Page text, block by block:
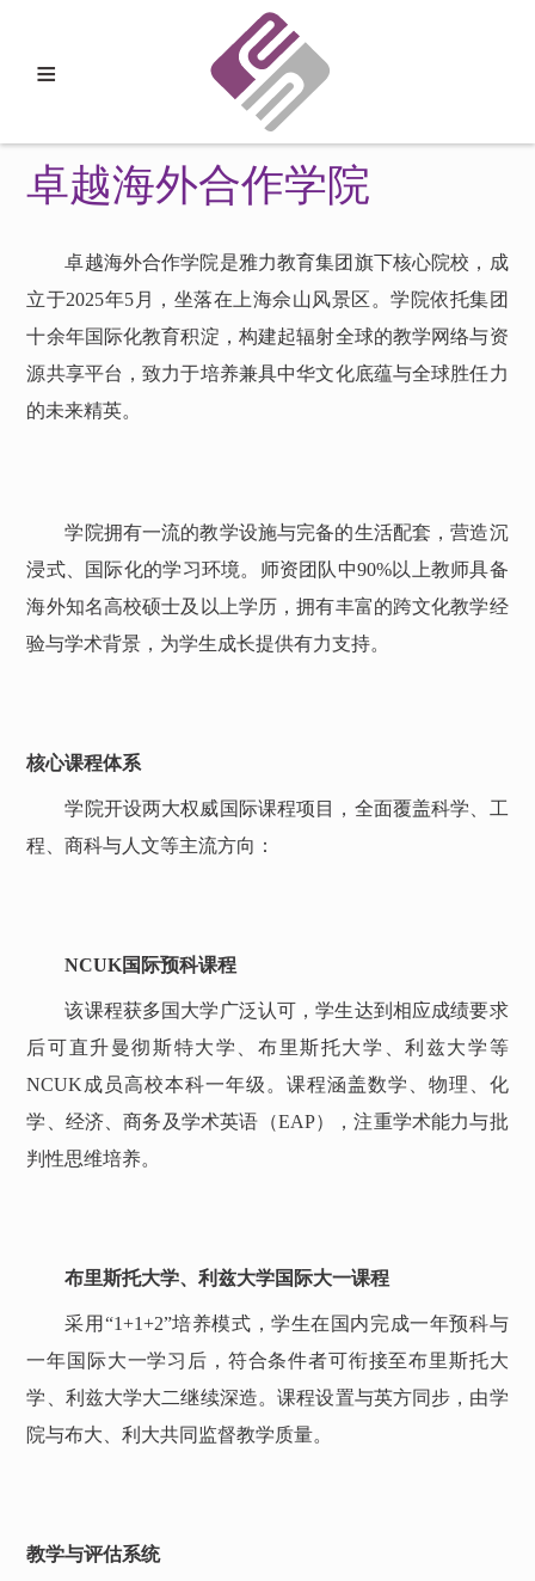
≡
卓越海外合作学院
卓越海外合作学院是雅力教育集团旗下核心院校，成
立于2025年5月，坐落在上海佘山风景区。学院依托集团
十余年国际化教育积淀，构建起辐射全球的教学网络与资
源共享平台，致力于培养兼具中华文化底蕴与全球胜任力
的未来精英。
学院拥有一流的教学设施与完备的生活配套，营造沉
浸式、国际化的学习环境。师资团队中90%以上教师具备
海外知名高校硕士及以上学历，拥有丰富的跨文化教学经
验与学术背景，为学生成长提供有力支持。
核心课程体系
学院开设两大权威国际课程项目，全面覆盖科学、工
程、商科与人文等主流方向：
NCUK国际预科课程
该课程获多国大学广泛认可，学生达到相应成绩要求
后可直升曼彻斯特大学、布里斯托大学、利兹大学等
NCUK成员高校本科一年级。课程涵盖数学、物理、化
学、经济、商务及学术英语（EAP），注重学术能力与批
判性思维培养。
布里斯托大学、利兹大学国际大一课程
采用 “1+1+2”培养模式，学生在国内完成一年预科与
一年国际大一学习后，符合条件者可衔接至布里斯托大
学 、利兹大学大二继续深造。课程设置与英方同步，由学
院与布大 、利大共同监督教学质量。
教学与评估系统